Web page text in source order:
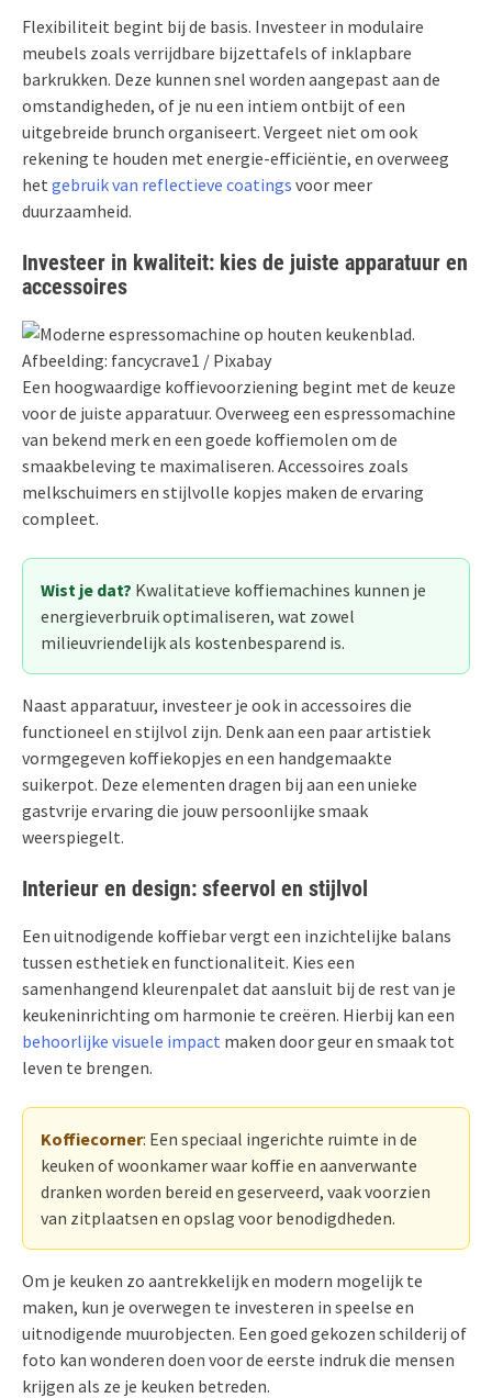
Flexibiliteit begint bij de basis. Investeer in modulaire
meubels zoals verrijdbare bijzettafels of inklapbare
barkrukken. Deze kunnen snel worden aangepast aan de
omstandigheden, of je nu een intiem ontbijt of een
uitgebreide brunch organiseert. Vergeet niet om ook
rekening te houden met energie-efficiëntie, en overweeg
het gebruik van reflectieve coatings voor meer
duurzaamheid.
Investeer in kwaliteit: kies de juiste apparatuur en
accessoires
Afbeelding: fancycrave1 / Pixabay
Een hoogwaardige koffievoorziening begint met de keuze
voor de juiste apparatuur. Overweeg een espressomachine
van bekend merk en een goede koffiemolen om de
smaakbeleving te maximaliseren. Accessoires zoals
melkschuimers en stijlvolle kopjes maken de ervaring
compleet.
Wist je dat? Kwalitatieve koffiemachines kunnen je
energieverbruik optimaliseren, wat zowel
milieuvriendelijk als kostenbesparend is.
Naast apparatuur, investeer je ook in accessoires die
functioneel en stijlvol zijn. Denk aan een paar artistiek
vormgegeven koffiekopjes en een handgemaakte
suikerpot. Deze elementen dragen bij aan een unieke
gastvrije ervaring die jouw persoonlijke smaak
weerspiegelt.
Interieur en design: sfeervol en stijlvol
Een uitnodigende koffiebar vergt een inzichtelijke balans
tussen esthetiek en functionaliteit. Kies een
samenhangend kleurenpalet dat aansluit bij de rest van je
keukeninrichting om harmonie te creëren. Hierbij kan een
behoorlijke visuele impact maken door geur en smaak tot
leven te brengen.
Koffiecorner: Een speciaal ingerichte ruimte in de
keuken of woonkamer waar koffie en aanverwante
dranken worden bereid en geserveerd, vaak voorzien
van zitplaatsen en opslag voor benodigdheden.
Om je keuken zo aantrekkelijk en modern mogelijk te
maken, kun je overwegen te investeren in speelse en
uitnodigende muurobjecten. Een goed gekozen schilderij of
foto kan wonderen doen voor de eerste indruk die mensen
krijgen als ze je keuken betreden.